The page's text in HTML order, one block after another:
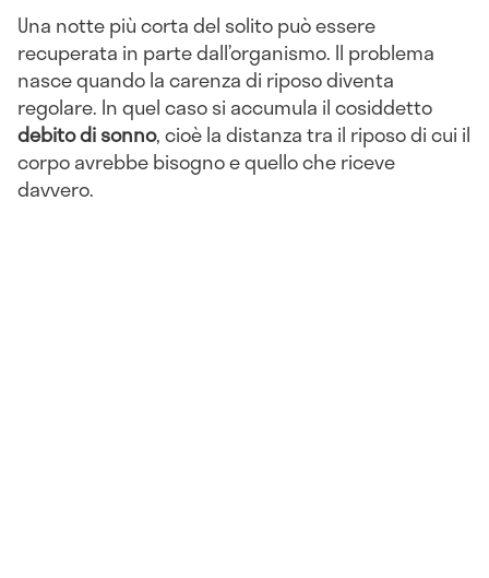
Una notte più corta del solito può essere
recuperata in parte dall’organismo. Il problema
nasce quando la carenza di riposo diventa
regolare. In quel caso si accumula il cosiddetto
debito di sonno, cioè la distanza tra il riposo di cui il
corpo avrebbe bisogno e quello che riceve
davvero.